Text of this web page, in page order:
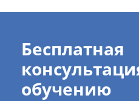
Бесплатная
обучению